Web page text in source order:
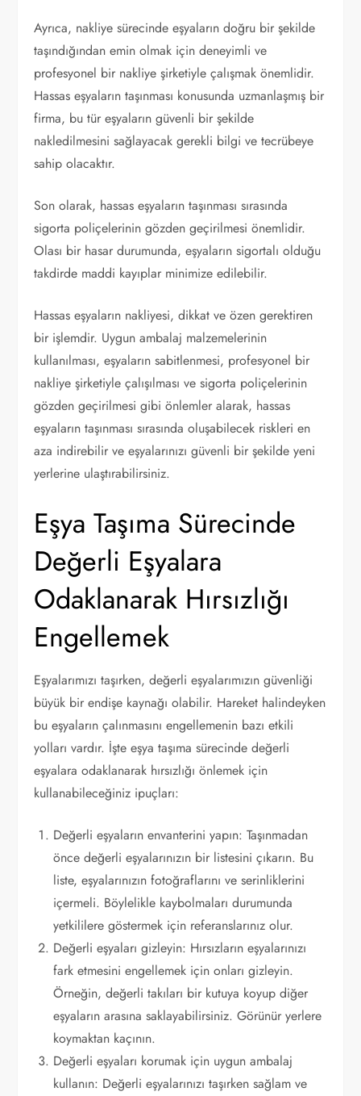
Ayrıca, nakliye sürecinde eşyaların doğru bir şekilde
taşındığından emin olmak için deneyimli ve
profesyonel bir nakliye şirketiyle çalışmak önemlidir.
Hassas eşyaların taşınması konusunda uzmanlaşmış bir
firma, bu tür eşyaların güvenli bir şekilde
nakledilmesini sağlayacak gerekli bilgi ve tecrübeye
sahip olacaktır.
Son olarak, hassas eşyaların taşınması sırasında
sigorta poliçelerinin gözden geçirilmesi önemlidir.
Olası bir hasar durumunda, eşyaların sigortalı olduğu
takdirde maddi kayıplar minimize edilebilir.
Hassas eşyaların nakliyesi, dikkat ve özen gerektiren
bir işlemdir. Uygun ambalaj malzemelerinin
kullanılması, eşyaların sabitlenmesi, profesyonel bir
nakliye şirketiyle çalışılması ve sigorta poliçelerinin
gözden geçirilmesi gibi önlemler alarak, hassas
eşyaların taşınması sırasında oluşabilecek riskleri en
aza indirebilir ve eşyalarınızı güvenli bir şekilde yeni
yerlerine ulaştırabilirsiniz.
Eşya Taşıma Sürecinde
Değerli Eşyalara
Odaklanarak Hırsızlığı
Engellemek
Eşyalarımızı taşırken, değerli eşyalarımızın güvenliği
büyük bir endişe kaynağı olabilir. Hareket halindeyken
bu eşyaların çalınmasını engellemenin bazı etkili
yolları vardır. İşte eşya taşıma sürecinde değerli
eşyalara odaklanarak hırsızlığı önlemek için
kullanabileceğiniz ipuçları:
Değerli eşyaların envanterini yapın: Taşınmadan
önce değerli eşyalarınızın bir listesini çıkarın. Bu
liste, eşyalarınızın fotoğraflarını ve serinliklerini
içermeli. Böylelikle kaybolmaları durumunda
yetkililere göstermek için referanslarınız olur.
Değerli eşyaları gizleyin: Hırsızların eşyalarınızı
fark etmesini engellemek için onları gizleyin.
Örneğin, değerli takıları bir kutuya koyup diğer
eşyaların arasına saklayabilirsiniz. Görünür yerlere
koymaktan kaçının.
Değerli eşyaları korumak için uygun ambalaj
kullanın: Değerli eşyalarınızı taşırken sağlam ve